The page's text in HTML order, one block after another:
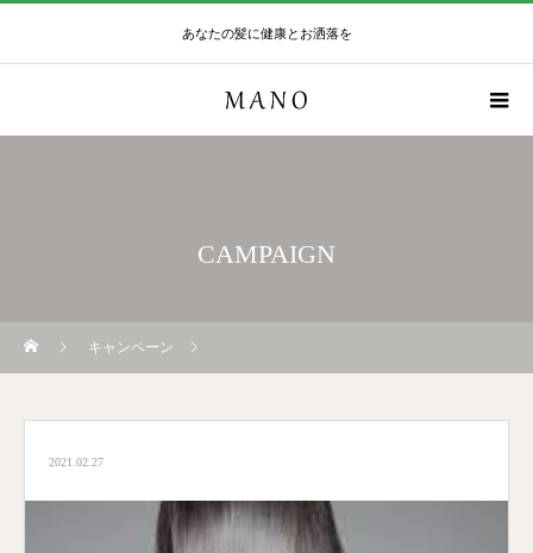
あなたの髪に健康とお洒落を
CAMPAIGN
キャンペーン
2021.02.27